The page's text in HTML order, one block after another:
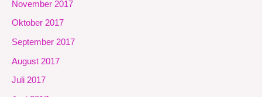
November 2017
Oktober 2017
September 2017
August 2017
Juli 2017